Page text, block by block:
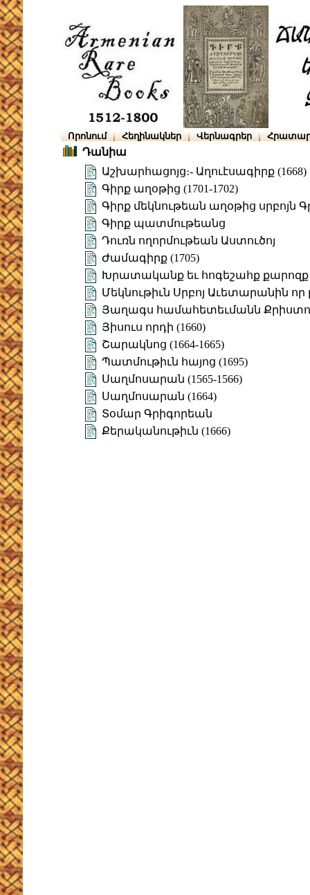
Որոնում Հեղինակներ Վերնագրեր
Դանիա
Աշխարհացոյց։- Աղուէսագիրք (1668)
Գիրք աղօթից (1701-1702)
Գիրք մեկնութեան աղօթից սրբոյն
Գիրք պատմութեանց
Դուռն ողորմութեան Աստուծոյ
Ժամագիրք (1705)
Խրատականք եւ հոգեշահք քարոզք
Մեկնութիւն Սրբոյ Աւետարանին որ
Յաղագս համահետեւմանն
Յիսուս որդի (1660)
Շարակնոց (1664-1665)
Պատմութիւն հայոց (1695)
Սաղմոսարան (1565-1566)
Սաղմոսարան (1664)
Տօմար Գրիգորեան
Քերականութիւն (1666)